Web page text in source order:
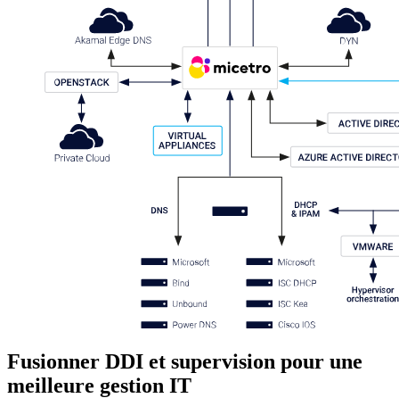
Fusionner DDI et supervision pour une
meilleure gestion IT